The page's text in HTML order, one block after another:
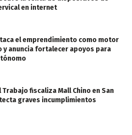
en internet
el emprendimiento como motor
y anuncia fortalecer apoyos para
Trabajo fiscaliza Mall Chino en San
graves incumplimientos